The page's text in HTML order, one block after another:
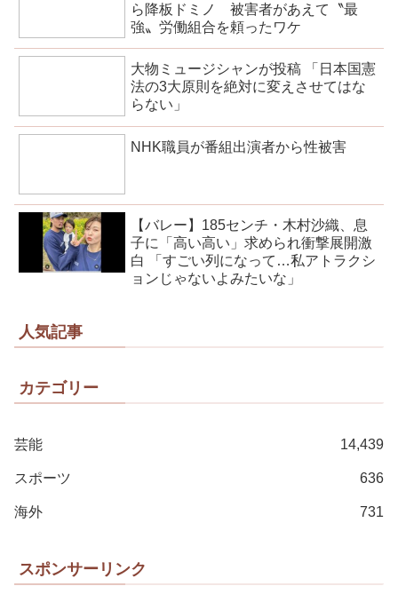
ら降板ドミノ 被害者があえて〝最
強〟労働組合を頼ったワケ
大物ミュージシャンが投稿 「日本国憲
法の3大原則を絶対に変えさせてはな
らない」
NHK職員が番組出演者から性被害
【バレー】185センチ・木村沙織、息
子に「高い高い」求められ衝撃展開激
白 「すごい列になって…私アトラクシ
ョンじゃないよみたいな」
人気記事
カテゴリー
芸能 14,439
スポーツ 636
海外 731
スポンサーリンク